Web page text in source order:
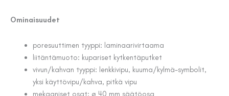
Ominaisuudet
poresuuttimen tyyppi: laminaarivirtaama
liitäntämuoto: kupariset kytkentäputket
vivun/kahvan tyyppi: lenkkivipu, kuuma/kylmä-symbolit,
yksi käyttövipu/kahva, pitkä vipu
mekaaniset osat: ø 40 mm säätöosa